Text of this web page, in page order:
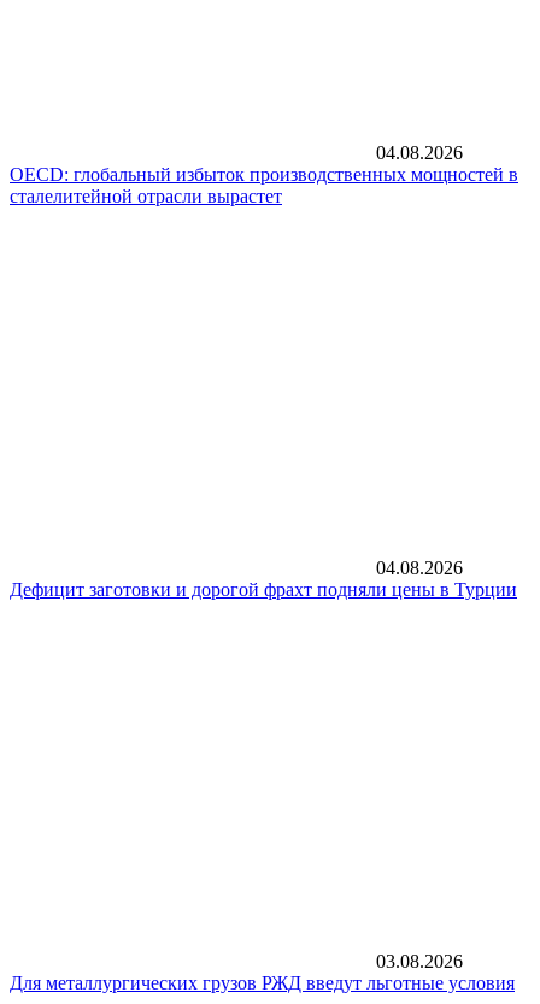
04.08.2026
OECD: глобальный избыток производственных мощностей в
сталелитейной отрасли вырастет
04.08.2026
Дефицит заготовки и дорогой фрахт подняли цены в Турции
03.08.2026
Для металлургических грузов РЖД введут льготные условия